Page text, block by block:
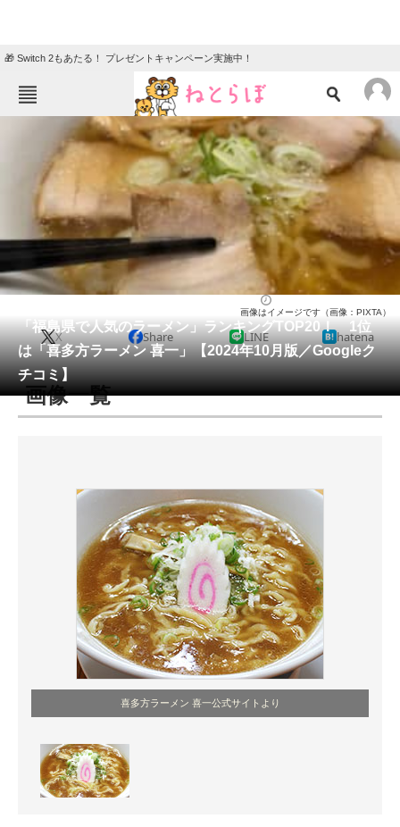
🎁 Switch 2もあたる！ プレゼントキャンペーン実施中！
ねとらぼメニュー
ニュース
エンタメ クイズ
グルメ
教育・育児
動物
会員記事
メディア
注目記事を集めた総合ページ
進化するPCとデバイスの未来
好きが集まる 比べて選べる
ビジネスと働き方のヒント
AI活用のいまが分かる
企業ITのトレンドを詳説
経営リーダーのコミュニティ
マーケ×ITの今がよく分かる
ITエンジニア向け専門サイト
「福島県で人気のラーメン」ランキングTOP20！ 1位
は「喜多方ラーメン 喜一」【2024年10月版／Googleク
チコミ】
画像はイメージです（画像：PIXTA）
X Share LINE hatena
画像一覧
喜多方ラーメン 喜一公式サイトより